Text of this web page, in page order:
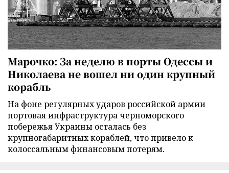
Марочко: За неделю в порты Одессы и
Николаева не вошел ни один крупный
корабль
На фоне регулярных ударов российской армии
портовая инфраструктура черноморского
побережья Украины осталась без
крупногабаритных кораблей, что привело к
колоссальным финансовым потерям.